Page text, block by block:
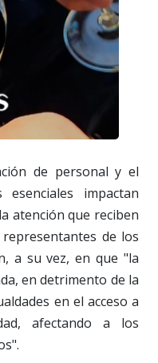
de personal y el
impactan
atención que reciben
de los
a su vez, en que "la
en detrimento de la
en el acceso a
afectando a los